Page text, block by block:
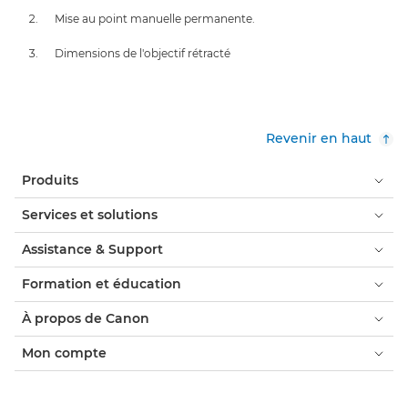
Mise au point manuelle permanente.
Dimensions de l'objectif rétracté
Revenir en haut
Produits
Services et solutions
Assistance & Support
Formation et éducation
À propos de Canon
Mon compte